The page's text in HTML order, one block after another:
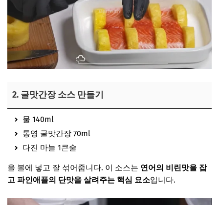
2. 굴맛간장 소스 만들기
물 140ml
통영 굴맛간장 70ml
다진 마늘 1큰술
을 볼에 넣고 잘 섞어줍니다. 이 소스는 연어의 비린맛을 잡
고 파인애플의 단맛을 살려주는 핵심 요소입니다.